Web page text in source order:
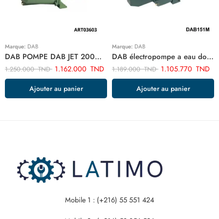
Marque: DAB
DAB POMPE DAB JET 200M 2CV ART03603
1.250.000TND 1.162.000 TND
Ajouter au panier
Marque: DAB
DAB électropompe a eau double aspiration 1.5hp ARTDA15CV
1.189.000TND 1.105.770 TND
Ajouter au panier
Mobile 1 : (+216) 55 551 424